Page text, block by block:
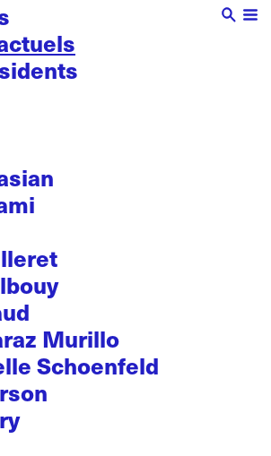
Murillo
Schoenfeld